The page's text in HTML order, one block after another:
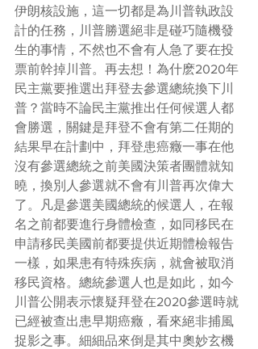
伊朗核設施，這一切都是為川普執政設
計的任務，川普勝選絕非是碰巧隨機發
生的事情，不然也不會有人急了要在投
票前幹掉川普。再去想！為什麽2020年
民主黨要推選出拜登去參選總統換下川
普？當時不論民主黨推出任何候選人都
會勝選，關鍵是拜登不會有第二任期的
結果早在計劃中，拜登患癌癥一事在他
沒有參選總統之前美國決策者團體就知
曉，換別人參選就不會有川普再次偉大
了。凡是參選美國總統的候選人，在報
名之前都要進行身體檢查，如同移民在
申請移民美國前都要提供近期體檢報告
一樣，如果患有特殊疾病，就會被取消
移民資格。總統參選人也是如此，如今
川普公開表示懷疑拜登在2020參選時就
已經被查出患早期癌癥，看來絕非捕風
捉影之事。細細品來倒是其中奧妙玄機